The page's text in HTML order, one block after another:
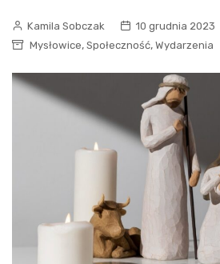
Kamila Sobczak
10 grudnia 2023
Mysłowice, Społeczność, Wydarzenia